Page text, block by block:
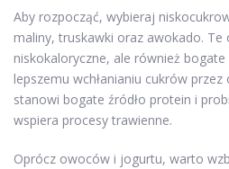
Aby rozpocząć, wybieraj
maliny, truskawki oraz awokado. Te
niskokaloryczne, ale również bogate
lepszemu wchłanianiu cukrów
stanowi bogate źródło protein i
wspiera procesy trawienne.
Oprócz owoców i jogurtu, warto